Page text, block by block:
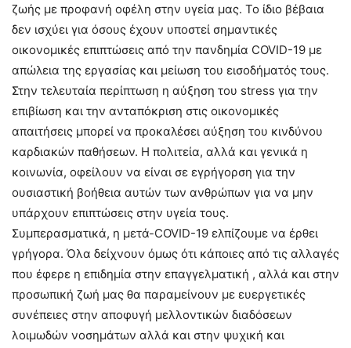
ζωής με προφανή οφέλη στην υγεία μας. Το ίδιο βέβαια
δεν ισχύει για όσους έχουν υποστεί σημαντικές
οικονομικές επιπτώσεις από την πανδημία COVID-19 με
απώλεια της εργασίας και μείωση του εισοδήματός τους.
Στην τελευταία περίπτωση η αύξηση του stress για την
επιβίωση και την ανταπόκριση στις οικονομικές
απαιτήσεις μπορεί να προκαλέσει αύξηση του κινδύνου
καρδιακών παθήσεων. Η πολιτεία, αλλά και γενικά η
κοινωνία, οφείλουν να είναι σε εγρήγορση για την
ουσιαστική βοήθεια αυτών των ανθρώπων για να μην
υπάρχουν επιπτώσεις στην υγεία τους.
Συμπερασματικά, η μετά-COVID-19 ελπίζουμε να έρθει
γρήγορα. Όλα δείχνουν όμως ότι κάποιες από τις αλλαγές
που έφερε η επιδημία στην επαγγελματική , αλλά και στην
προσωπική ζωή μας θα παραμείνουν με ευεργετικές
συνέπειες στην αποφυγή μελλοντικών διαδόσεων
λοιμωδών νοσημάτων αλλά και στην ψυχική και